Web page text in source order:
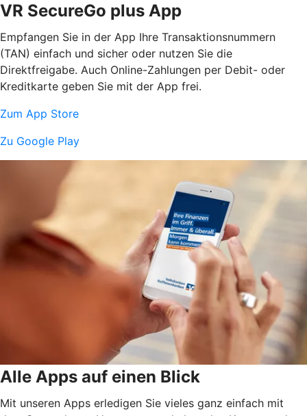
VR SecureGo plus App
Empfangen Sie in der App Ihre Transaktionsnummern
(TAN) einfach und sicher oder nutzen Sie die
Direktfreigabe. Auch Online-Zahlungen per Debit- oder
Kreditkarte geben Sie mit der App frei.
Zum App Store
Zu Google Play
Alle Apps auf einen Blick
Mit unseren Apps erledigen Sie vieles ganz einfach mit